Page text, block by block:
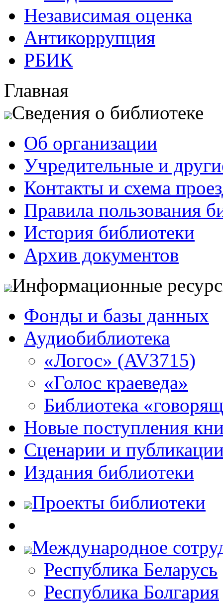
Независимая оценка
Антикоррупция
РБИК
Главная
Сведения о библиотеке
Об организации
Учредительные и
Контакты и схема
Правила пользования
История библиотеки
Архив документов
Информационные
Фонды и базы данных
Аудиобиблиотека
«Логос» (AV3715)
«Голос краеведа»
Библиотека
Новые поступления
Сценарии и
Издания библиотеки
Проекты библиотеки
Международное
Республика Беларусь
Республика Болгария